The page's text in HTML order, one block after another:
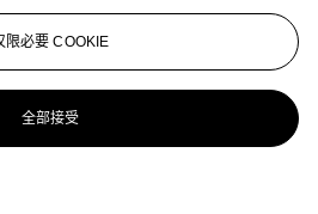
OF THE SEINE'; SIGNED LOWER
DOWN ON CANVAS
限必要 COOKIE
全部接受